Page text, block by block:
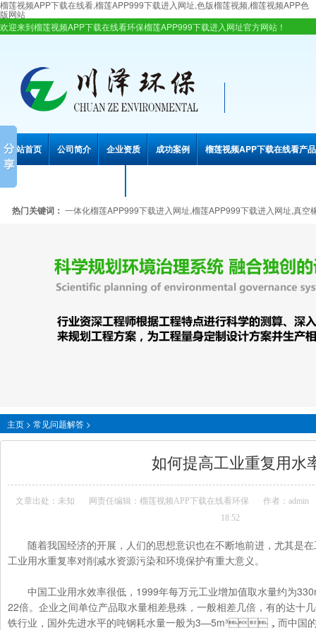
榴莲视频APP下载在线看,榴莲APP999下载进入网址,色版榴莲视频,榴莲视频APP色
版网站
欢迎来到榴莲视频APP下载在线看环保榴莲APP999下载进入网址官方网站！
网站首页 公司简介 企业资质 成功案例 榴莲视频APP下载在线看产品
热门关键词： 一体化榴莲APP999下载进入网址,榴莲APP999下载进入网址,真
主页 > 常见问题解答 >
如何提高工业重复用水
文章出处：未知 网责任编辑：榴莲视频APP下载在线看环保
作者：admin
18:52
随着我国经济的开展，人们的思想意识也在不断地前进，尤其是在
工业用水重复率对削减水资源污染和环境保护有重大意义。
中国工业用水效率很低，1999年每万元工业增加值取水量约为
22倍。企业之间单位产品取水量相差悬殊，一般相差几倍，有的达十几倍
铁行业，国外先进水平的吨钢耗水量一般为3—5m³，而中国